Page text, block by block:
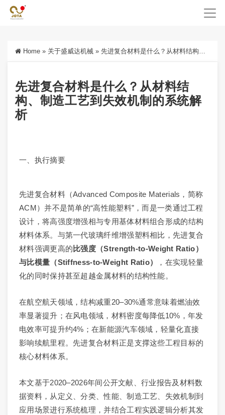
Home » 关于盛威达机械 » 先进复合材料是什么？从材料结构、制造工艺到失效机制的系统解析
先进复合材料是什么？从材料结
构、制造工艺到失效机制的系统解
析
一、执行摘要
先进复合材料（Advanced Composite Materials，简称
ACM）并不是简单的“高性能塑料”，而是一类通过工程
设计，将高强度增强相与专用基体材料组合形成的结构
材料体系。与第一代玻璃纤维增强塑料相比，先进复合
材料强调更高的 比强度（Strength-to-Weight Ratio）
与比模量（Stiffness-to-Weight Ratio）
，在实现轻量
化的同时保持甚至超越金属材料的结构性能。
在航空航天领域，结构减重20–30%通常意味着燃油效
率显著提升；在风电领域，材料密度每降低10%，年发
电效率可提升约4%；在新能源汽车领域，轻量化直接
影响续航里程。先进复合材料正是支撑这些工程目标的
核心材料体系。
本文基于2020–2026年间公开文献、行业报告及材料数
据资料，从定义、分类、性能、制造工艺、失效机制到
应用场景进行系统梳理，并结合工程实践逻辑分析其发